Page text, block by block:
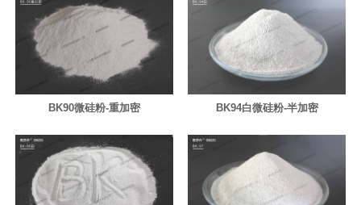
BK90微硅粉-重加密 BK94白微硅粉-半加密